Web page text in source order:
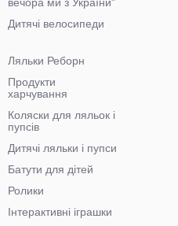
Дитячі велосипеди
Ляльки Реборн
Продукти
харчування
Коляски для ляльок і
пупсів
Дитячі ляльки і пупси
Батути для дітей
Ролики
Інтерактивні іграшки